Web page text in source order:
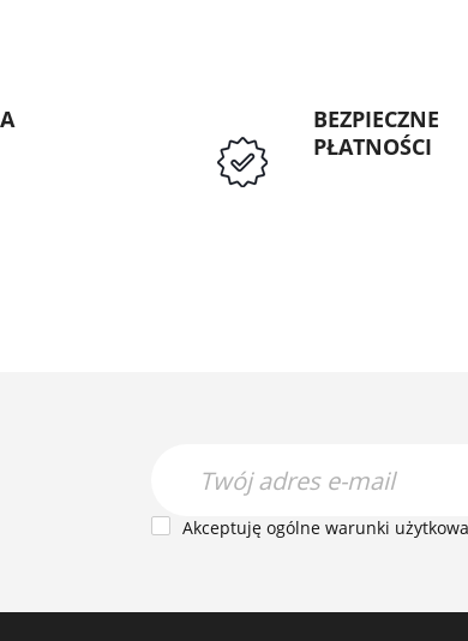
BEZPIECZNE
PŁATNOŚCI
Akceptuję ogólne warunki